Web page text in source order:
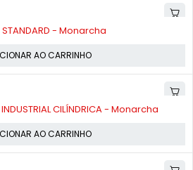
- Monarcha
AO CARRINHO
CILÍNDRICA - Monarcha
AO CARRINHO